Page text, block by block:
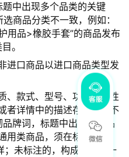
中出现多个品类的关键
商品分类不一致，例如：
用品>橡胶手套”的商品发布
。
进口商品以进口商品类型发
、款式、型号、功效等属性
者详情中的描述存在相互不
牌词，标题中出现多个品
类商品，须在标题注明
；未标注的，构成属性不一